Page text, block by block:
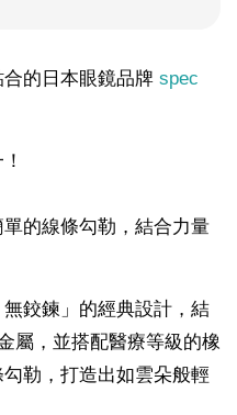
的日本眼鏡品牌 spec
的線條勾勒，結合力量
鉸鍊」的經典設計，結
屬，並搭配醫療等級的橡
勒，打造出如雲朵般輕